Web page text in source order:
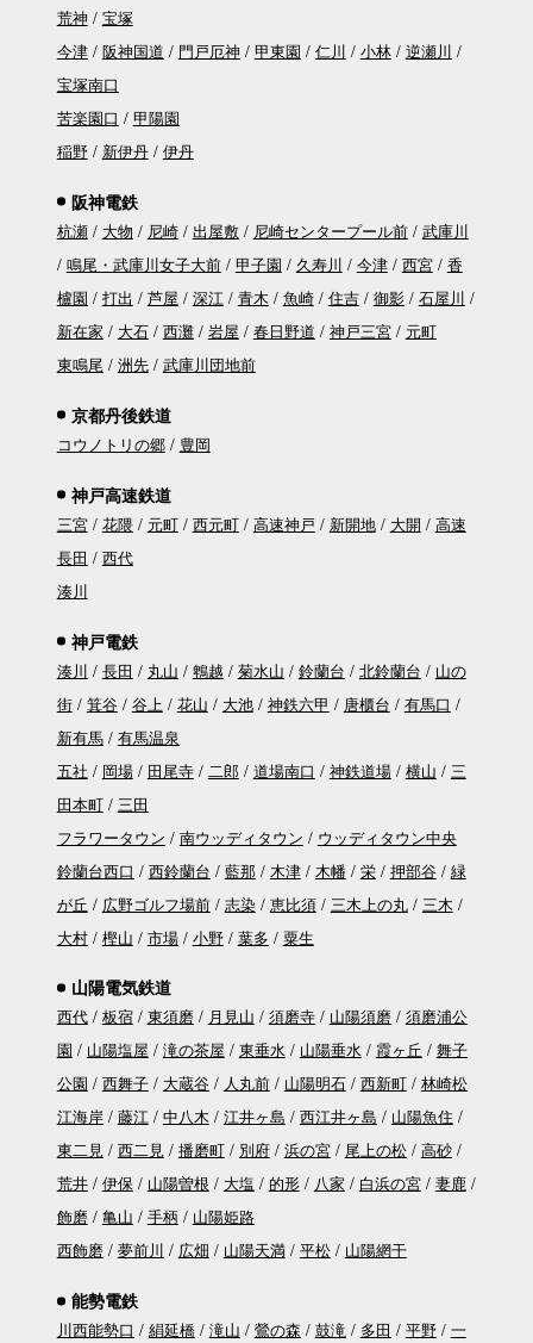
荒神
宝塚
今津
阪神国道 門戸厄神 甲東園 仁川 小林
逆瀬川
宝塚南口
苦楽園口
甲陽園
稲野
新伊丹 伊丹
阪神電鉄
杭瀬 大物 尼崎 出屋敷 尼崎センタープール前
武庫川
鳴尾・武庫川女子大前
甲子園 久寿川 今津 西宮
香
櫨園
打出 芦屋 深江 青木 魚崎 住吉 御影
石屋川
新在家
大石 西灘 岩屋 春日野道 神戸三宮
元町
東鳴尾
洲先 武庫川団地前
京都丹後鉄道
コウノトリの郷 豊岡
神戸高速鉄道
三宮 花隈 元町 西元町 高速神戸 新開地 大開
高速
長田
西代
湊川
神戸電鉄
湊川 長田 丸山 鵯越 菊水山 鈴蘭台 北鈴蘭台
山の
街
箕谷 谷上 花山 大池 神鉄六甲 唐櫃台
有馬口
新有馬
有馬温泉
五社
岡場 田尾寺 二郎 道場南口 神鉄道場 横山
三
田本町
三田
フラワータウン
南ウッディタウン
ウッディタウン中央
鈴蘭台西口
西鈴蘭台 藍那 木津 木幡 栄 押部谷
緑
が丘
広野ゴルフ場前 志染 恵比須 三木上の丸
三木
大村
樫山 市場 小野 葉多 粟生
山陽電気鉄道
西代 板宿 東須磨 月見山 須磨寺 山陽須磨
須磨浦公
園
山陽塩屋 滝の茶屋 東垂水 山陽垂水 霞ヶ丘
舞子
公園
西舞子 大蔵谷 人丸前 山陽明石 西新町
林崎松
江海岸
藤江 中八木 江井ヶ島 西江井ヶ島
山陽魚住
東二見
西二見 播磨町 別府 浜の宮 尾上の松
高砂
荒井
伊保 山陽曽根 大塩 的形 八家 白浜の宮
妻鹿
飾磨
亀山 手柄
山陽姫路
西飾磨
夢前川 広畑 山陽天満 平松 山陽網干
能勢電鉄
川西能勢口 絹延橋 滝山 鶯の森 鼓滝 多田 平野
一